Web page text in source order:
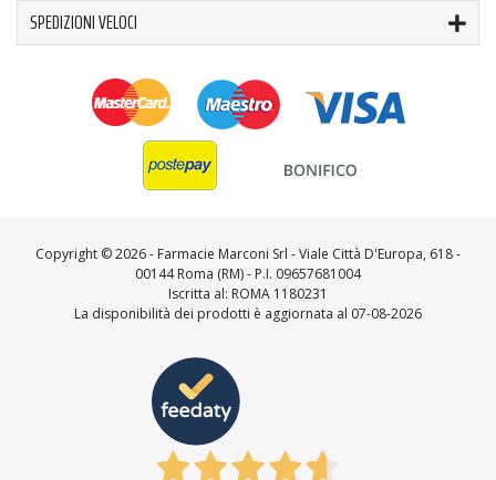
SPEDIZIONI VELOCI
Copyright ©2026 - Farmacie Marconi Srl - Viale Città D'Europa, 618 -
00144 Roma (RM) - P.I. 09657681004
Iscritta al: ROMA 1180231
La disponibilità dei prodotti è aggiornata al 07-08-2026